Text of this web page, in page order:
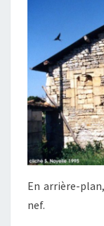
En arrière-
nef.